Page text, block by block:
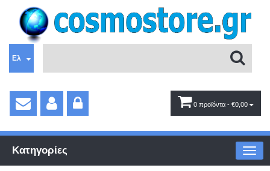
Ελ
0 προϊόντα - €0,00
Κατηγορίες